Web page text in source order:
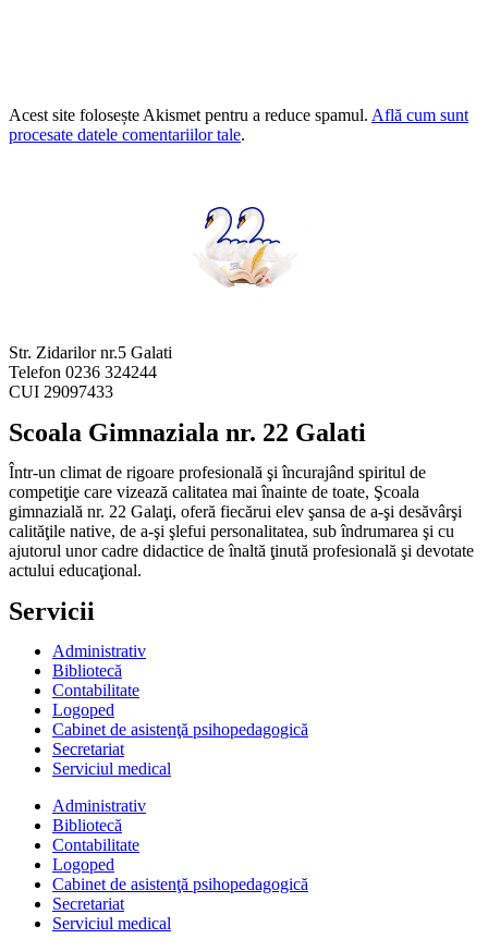
Acest site folosește Akismet pentru a reduce spamul. Află cum sunt
procesate datele comentariilor tale.
Str. Zidarilor nr.5 Galati
Telefon 0236 324244
CUI 29097433
Scoala Gimnaziala nr. 22 Galati
Într-un climat de rigoare profesională şi încurajând spiritul de
competiţie care vizează calitatea mai înainte de toate, Şcoala
gimnazială nr. 22 Galaţi, oferă fiecărui elev şansa de a-şi desăvârşi
calităţile native, de a-şi şlefui personalitatea, sub îndrumarea şi cu
ajutorul unor cadre didactice de înaltă ţinută profesională şi devotate
actului educaţional.
Servicii
Administrativ
Bibliotecă
Contabilitate
Logoped
Cabinet de asistenţă psihopedagogică
Secretariat
Serviciul medical
Administrativ
Bibliotecă
Contabilitate
Logoped
Cabinet de asistenţă psihopedagogică
Secretariat
Serviciul medical